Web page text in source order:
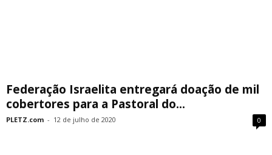
Federação Israelita entregará doação de mil
cobertores para a Pastoral do...
PLETZ.com - 12 de julho de 2020 0